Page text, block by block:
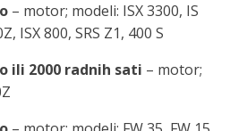
– motor; modeli: ISX 3300, IS
ISX 800, SRS Z1, 400 S
ili 2000 radnih sati – motor;